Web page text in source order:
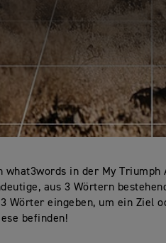
what3words in der My
aus 3 Wörtern
Wörter eingeben, um ein Ziel
befinden!